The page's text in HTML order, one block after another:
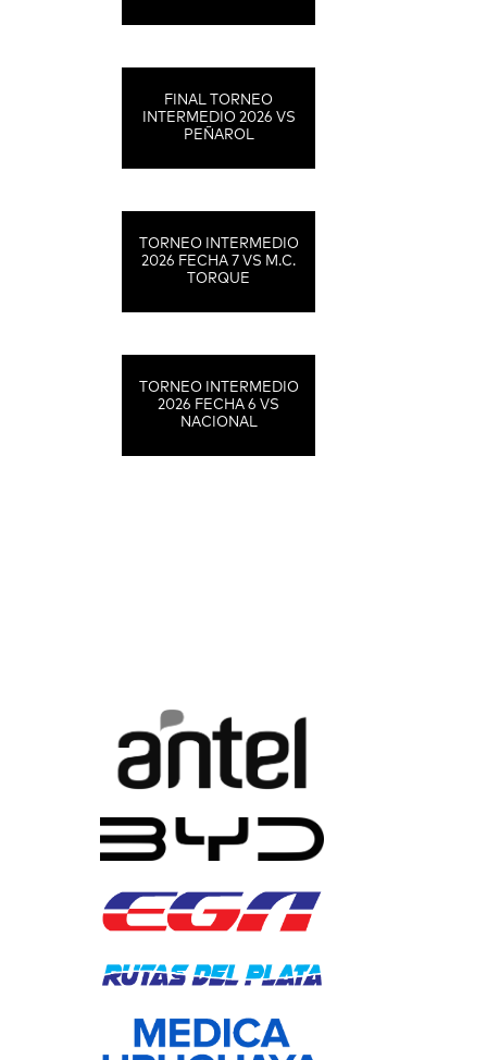
FINAL TORNEO
INTERMEDIO 2026 VS
PEÑAROL
TORNEO INTERMEDIO
2026 FECHA 7 VS M.C.
TORQUE
TORNEO INTERMEDIO
2026 FECHA 6 VS
NACIONAL